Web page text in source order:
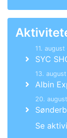
11.
SYC
13.
Albin
20.
Se